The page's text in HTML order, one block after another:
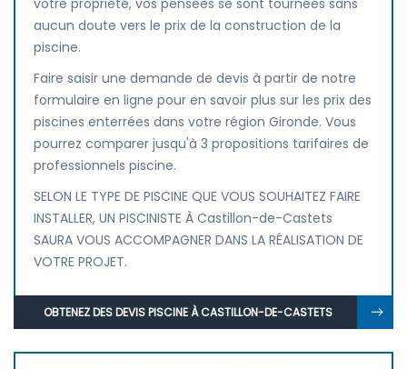
votre propriété, vos pensées se sont tournées sans
aucun doute vers le prix de la construction de la
piscine.
Faire saisir une demande de devis à partir de notre
formulaire en ligne pour en savoir plus sur les prix des
piscines enterrées dans votre région Gironde. Vous
pourrez comparer jusqu'à 3 propositions tarifaires de
professionnels piscine.
SELON LE TYPE DE PISCINE QUE VOUS SOUHAITEZ FAIRE
INSTALLER, UN PISCINISTE À Castillon-de-Castets
SAURA VOUS ACCOMPAGNER DANS LA RÉALISATION DE
VOTRE PROJET.
OBTENEZ DES DEVIS PISCINE À CASTILLON-DE-CASTETS